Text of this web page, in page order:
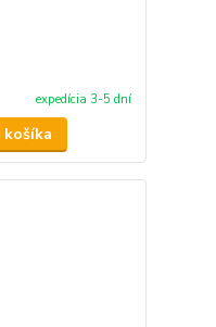
expedícia 3-5 dní